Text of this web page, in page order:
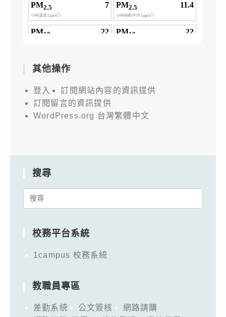
其他操作
登入
訂閱網站內容的資訊提供
訂閱留言的資訊提供
WordPress.org 台灣繁體中文
搜尋
Search
校務平台系統
1campus 校務系統
教職員專區
差勤系統 公文簽核
網路請購